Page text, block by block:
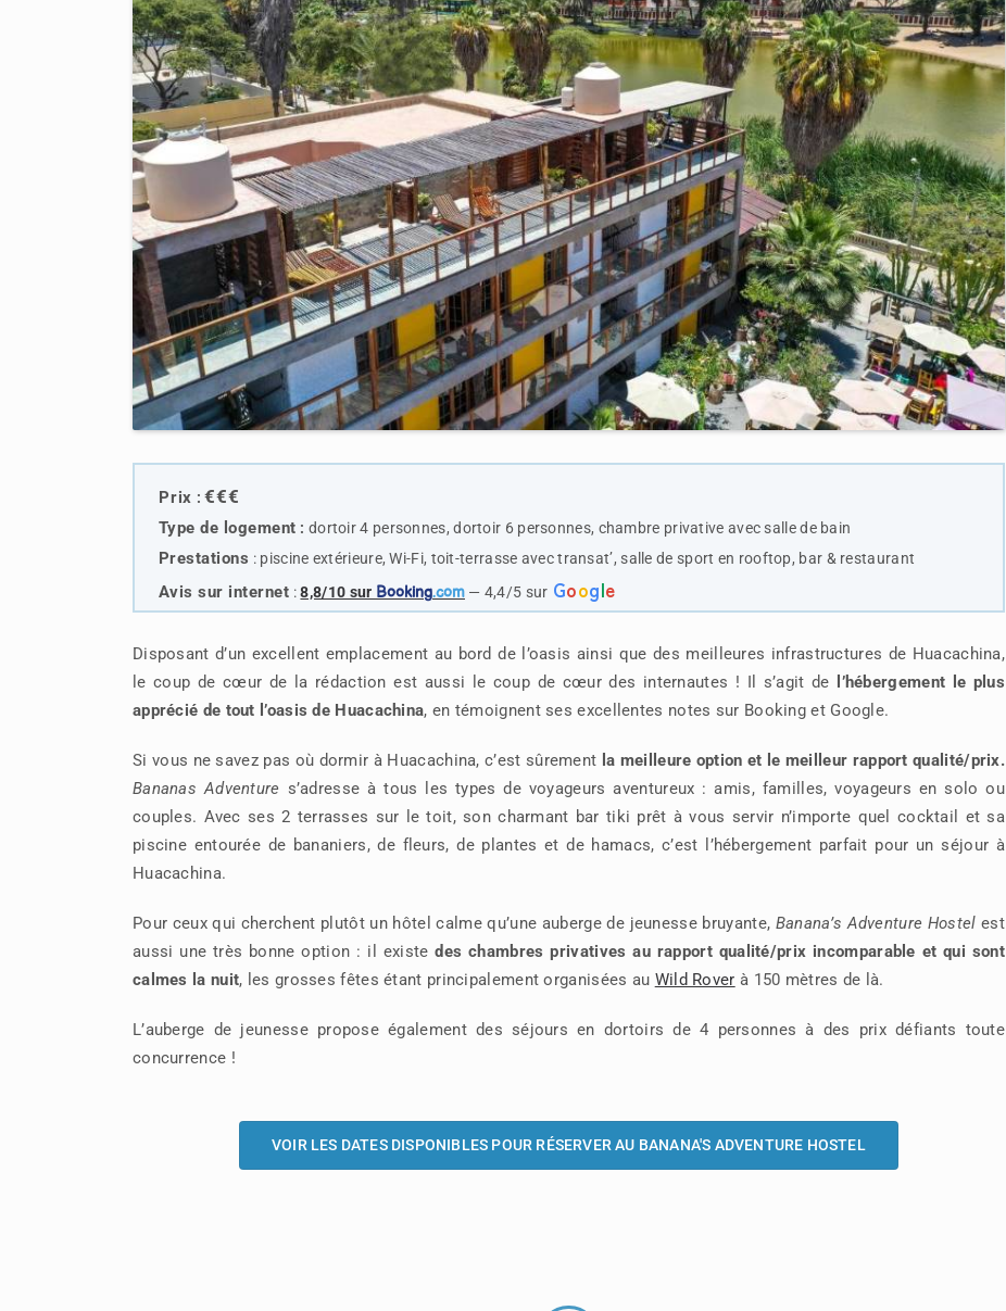
Prix :€€€
Type de logement : dortoir 4 personnes, dortoir 6 personnes, chambre privative avec salle de bain
Prestations : piscine extérieure, Wi-Fi, toit-terrasse avec transat’, salle de sport en rooftop, bar & restaurant
Avis sur internet :8,8/10 sur Booking.com — 4,4/5 sur Google
Disposant d’un excellent emplacement au bord de l’oasis ainsi que des meilleures infrastructures de Huacachina,
le coup de cœur de la rédaction est aussi le coup de cœur des internautes ! Il s’agit de
l’hébergement le plus
apprécié de tout l’oasis de Huacachina, en témoignent ses excellentes notes sur Booking et Google.
Si vous ne savez pas où dormir à Huacachina, c’est sûrement la meilleure option et le meilleur rapport qualité/prix.
Bananas Adventure s’adresse à tous les types de voyageurs aventureux : amis, familles, voyageurs en solo ou
couples. Avec ses 2 terrasses sur le toit, son charmant bar tiki prêt à vous servir n’importe quel cocktail et sa
piscine entourée de bananiers, de fleurs, de plantes et de hamacs, c’est l’hébergement parfait pour un séjour à
Huacachina.
Pour ceux qui cherchent plutôt un hôtel calme qu’une auberge de jeunesse bruyante, Banana’s Adventure Hostel est
aussi une très bonne option : il existedes chambres privatives au rapport qualité/prix incomparable et qui sont
calmes la nuit, les grosses fêtes étant principalement organisées au Wild Rover à 150 mètres de là.
L’auberge de jeunesse propose également des séjours en dortoirs de 4 personnes à des prix défiants toute
concurrence !
VOIR LES DATES DISPONIBLES POUR RÉSERVER AU BANANA'S ADVENTURE HOSTEL